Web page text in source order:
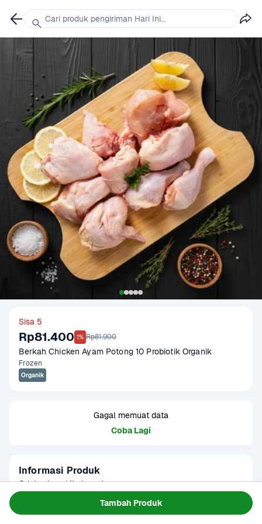
Tambah Produk
Sisa 5
Rp81.400 1% Rp81.900
Berkah Chicken Ayam Potong 10 Probiotik Organik
Frozen
Organik
Gagal memuat data
Coba Lagi
Informasi Produk
Origin : Local/Indonesia
Gramation : 900-1000 gram
Cari produk pengiriman Hari Ini...